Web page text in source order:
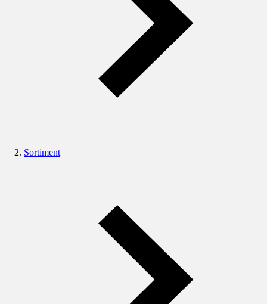
Sortiment